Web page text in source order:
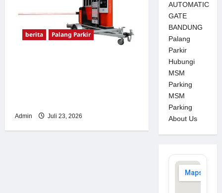
berita Palang Parkir
Admin Juli 23, 2026
AUTOMATIC
GATE
BANDUNG
Palang
Parkir
Hubungi
MSM
Parking
MSM
Parking
About Us